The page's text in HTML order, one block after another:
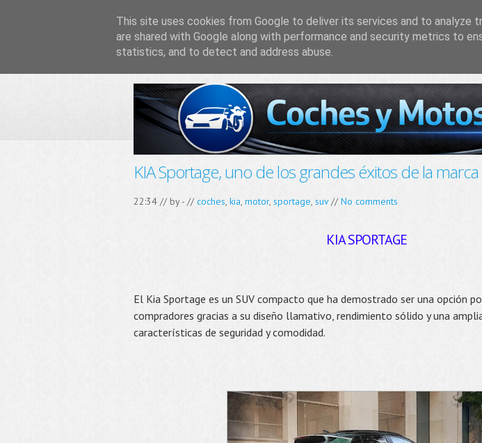
KIA Sportage, uno de los grandes éxitos de la marca
22:34 // by- //coches, kia, motor, sportage, suv//No comments
KIA SPORTAGE
El Kia Sportage es un SUV compacto que ha demostrado ser una opción
compradores gracias a su diseño llamativo, rendimiento sólido y una
características de seguridad y comodidad.
This site uses cookies from Google to deliver its services and to analyze
are shared with Google along with performance and security metrics to
statistics, and to detect and address abuse.